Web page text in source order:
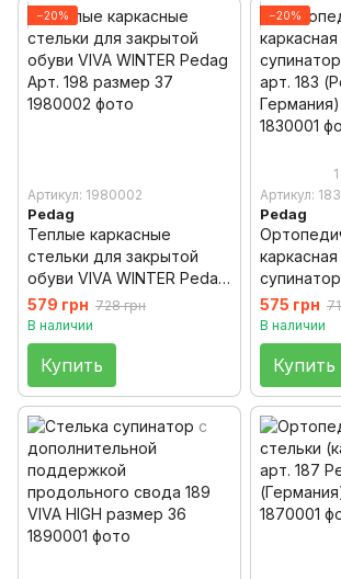
−20%
Артикул: 1980002
Pedag
Теплые каркасные
стельки для закрытой
обуви VIVA WINTER Pedag
Арт. 198 размер 37
579 грн 728 грн
В наличии
Купить
−20%
1
Артикул:
Pedag
арт. 183
Германия)
575 грн
В наличии
Купить